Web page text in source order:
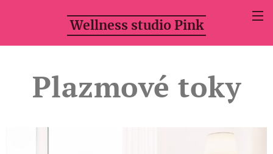
Wellness studio Pink
Plazmové toky